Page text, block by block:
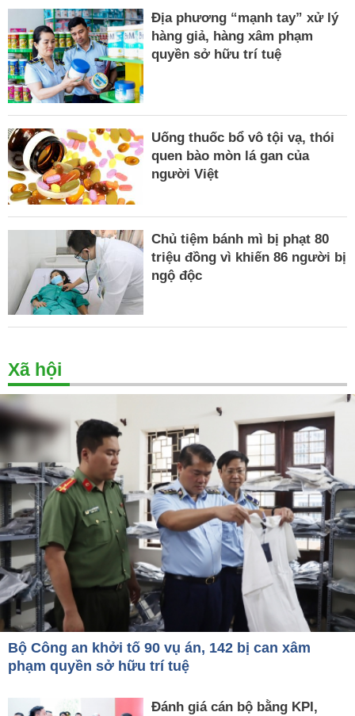
Địa phương “mạnh tay” xử lý
hàng giả, hàng xâm phạm
quyền sở hữu trí tuệ
Uống thuốc bổ vô tội vạ, thói
quen bào mòn lá gan của
người Việt
Chủ tiệm bánh mì bị phạt 80
triệu đồng vì khiến 86 người bị
ngộ độc
Xã hội
Bộ Công an khởi tố 90 vụ án, 142 bị can xâm
phạm quyền sở hữu trí tuệ
Đánh giá cán bộ bằng KPI,